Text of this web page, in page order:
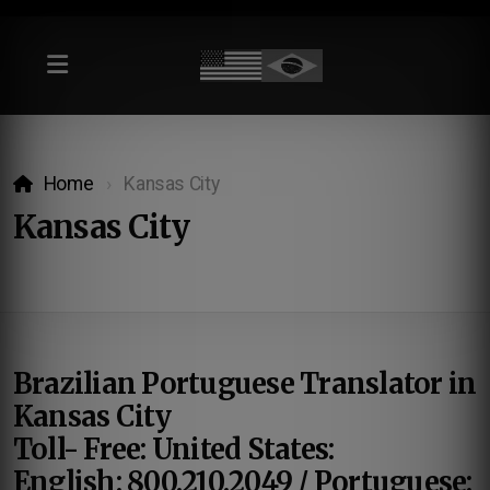
Home Kansas City
Kansas City
Brazilian Portuguese Translator in
Kansas City
Toll- Free: United States:
English: 800.210.2049 / Portuguese: